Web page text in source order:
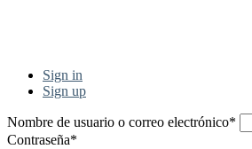
Sign in
Sign up
Nombre de usuario o correo electrónico*
Contraseña*